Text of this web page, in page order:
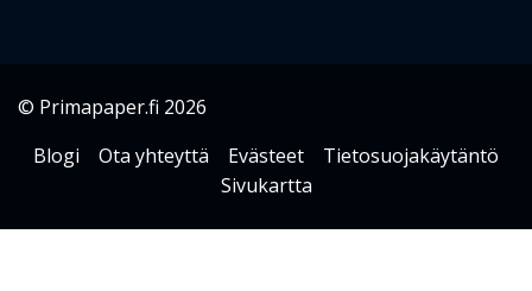
© Primapaper.fi 2026
Blogi
Ota yhteyttä Evästeet
Tietosuojakäytäntö
Sivukartta